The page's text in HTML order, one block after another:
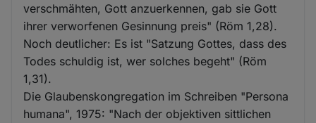
verschmähten, Gott anzuerkennen, gab sie Gott
ihrer verworfenen Gesinnung preis" (Röm 1,28).
Noch deutlicher: Es ist "Satzung Gottes, dass des
Todes schuldig ist, wer solches begeht" (Röm
1,31).
Die Glaubenskongregation im Schreiben "Persona
humana", 1975: "Nach der objektiven sittlichen